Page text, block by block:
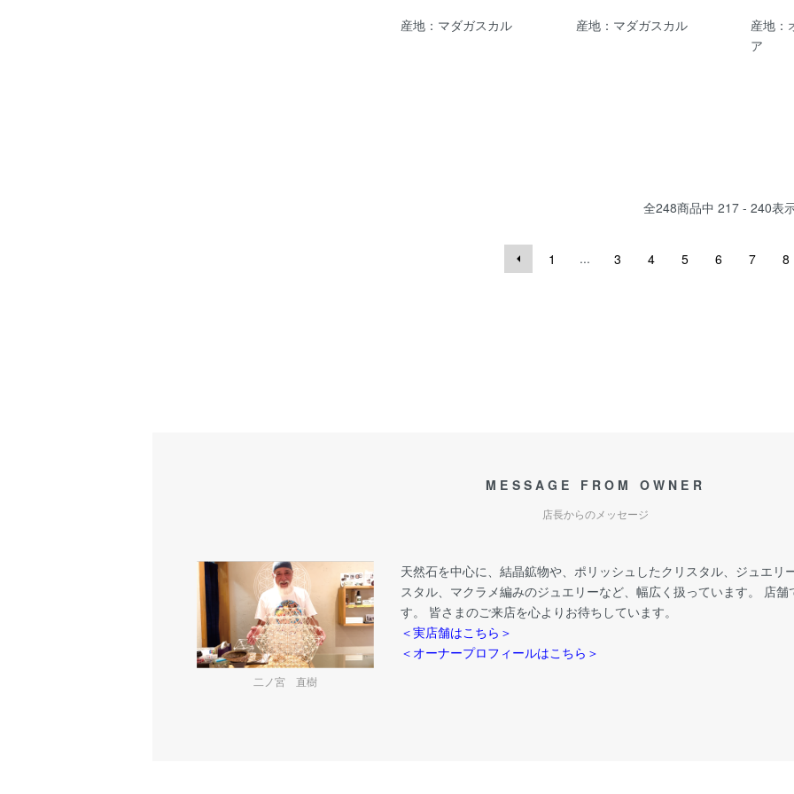
産地：マダガスカル
産地：マダガスカル
産地：
ア
全248商品中 217 - 240表
1 ... 3 4 5 6 7 8
MESSAGE FROM OWNER
店長からのメッセージ
二ノ宮 直樹
天然石を中心に、結晶鉱物や、ポリッシュしたクリスタル、ジュエリ
スタル、マクラメ編みのジュエリーなど、幅広く扱っています。 店
す。 皆さまのご来店を心よりお待ちしています。
＜実店舗はこちら＞
＜オーナープロフィールはこちら＞